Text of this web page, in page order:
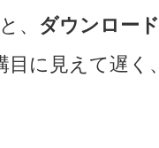
、 ダウンロー
目に見えて遅